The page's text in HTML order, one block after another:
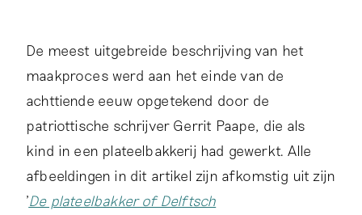
De meest uitgebreide beschrijving van het
maakproces werd aan het einde van de
achttiende eeuw opgetekend door de
patriottische schrijver Gerrit Paape, die als
kind in een plateelbakkerij had gewerkt. Alle
afbeeldingen in dit artikel zijn afkomstig uit zijn
'De plateelbakker of Delftsch